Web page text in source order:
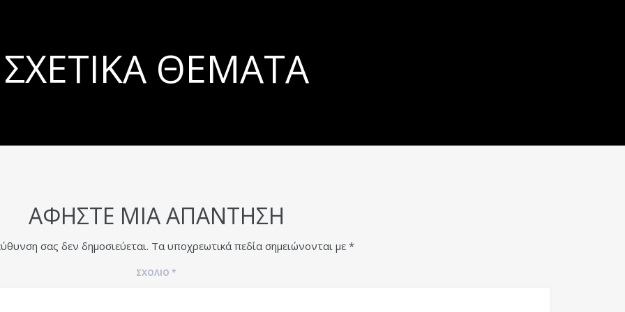
ΣΧΕΤΙΚΆ ΘΈΜΑΤΑ
ΑΦΉΣΤΕ ΜΙΑ ΑΠΆΝΤΗΣΗ
σας δεν δημοσιεύεται. Τα υποχρεωτικά πεδία σημειώνονται με *
ΣΧΌΛΙΟ *